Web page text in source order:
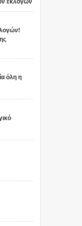
εκλογών
όλη η